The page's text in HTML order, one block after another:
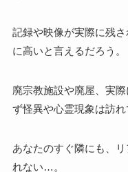
記録や映像が実際に残
に高いと言えるだろう。
廃宗教施設や廃屋、実
ず怪異や心霊現象は訪れ
あなたのすぐ隣にも、
れない…。